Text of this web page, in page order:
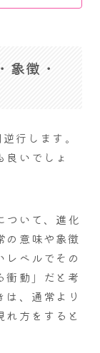
象徴・
行します。
いでしょ
ついて、進化
の意味や象徴
レベルでその
衝動」だと考
、通常より
れ方をすると